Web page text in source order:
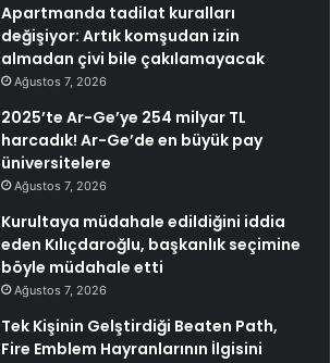
Apartmanda tadilat kuralları
değişiyor: Artık komşudan izin
almadan çivi bile çakılamayacak
Ağustos 7, 2026
2025’te Ar-Ge’ye 254 milyar TL
harcadık! Ar-Ge’de en büyük pay
üniversitelere
Ağustos 7, 2026
Kurultaya müdahale edildiğini iddia
eden Kılıçdaroğlu, başkanlık seçimine
böyle müdahale etti
Ağustos 7, 2026
Tek Kişinin Gelştirdiği Beaten Path,
Fire Emblem Hayranlarının İlgisini